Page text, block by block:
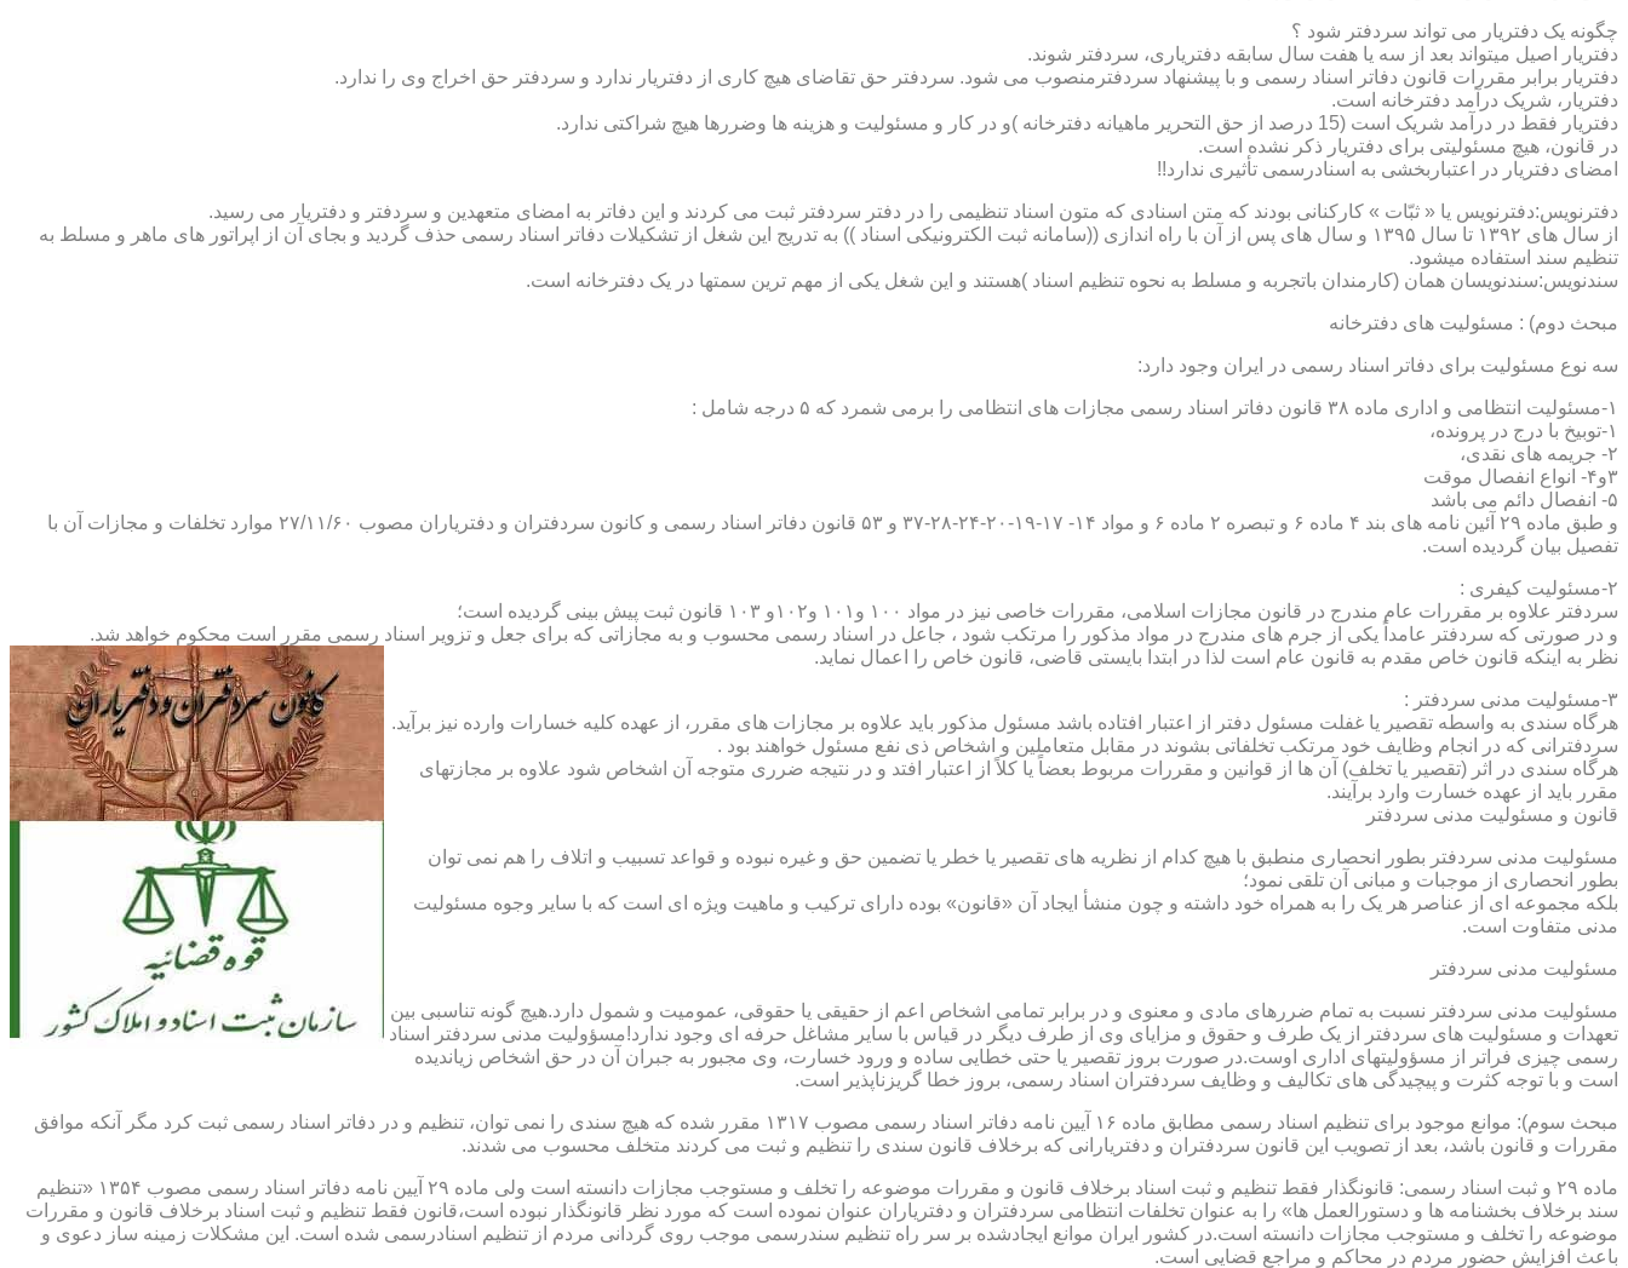
چگونه یک دفتریار می تواند سردفتر شود ؟
دفتریار اصیل میتواند بعد از سه یا هفت سال سابقه دفتریاری، سردفتر شوند.
دفتریار برابر مقررات قانون دفاتر اسناد رسمی و با پیشنهاد سردفترمنصوب می شود. سردفتر حق تقاضای هیچ کاری از دفتریار ندارد و سردفتر حق اخراج وی را ندارد.
دفتریار، شریک درآمد دفترخانه است.
دفتریار فقط در درآمد شریک است (15 درصد از حق التحریر ماهیانه دفترخانه )و در کار و مسئولیت و هزینه ها وضررها هیچ شراکتی ندارد.
در قانون، هیچ مسئولیتی برای دفتریار ذکر نشده است.
امضای دفتریار در اعتباربخشی به اسنادرسمی تأثیری ندارد!!
دفترنویس:دفترنویس یا « ثبّات » کارکنانی بودند که متن اسنادی که متون اسناد تنظیمی را در دفتر سردفتر ثبت می کردند و این دفاتر به امضای متعهدین و سردفتر و دفتریار می رسید.
از سال های ۱۳۹۲ تا سال ۱۳۹۵ و سال های پس از آن با راه اندازی ((سامانه ثبت الکترونیکی اسناد )) به تدریج این شغل از تشکیلات دفاتر اسناد رسمی حذف گردید و بجای آن از اپراتور های ماهر و مسلط به
تنظیم سند استفاده میشود.
سندنویس:سندنویسان همان (کارمندان باتجربه و مسلط به نحوه تنظیم اسناد )هستند و این شغل یکی از مهم ترین سمتها در یک دفترخانه است.
مبحث دوم) : مسئولیت های دفترخانه
سه نوع مسئولیت برای دفاتر اسناد رسمی در ایران وجود دارد:
۱-مسئولیت انتظامی و اداری ماده ۳۸ قانون دفاتر اسناد رسمی مجازات های انتظامی را برمی شمرد که ۵ درجه شامل :
۱-توبیخ با درج در پرونده،
۲- جریمه های نقدی،
۳و۴- انواع انفصال موقت
۵- انفصال دائم می باشد
و طبق ماده ۲۹ آئین نامه های بند ۴ ماده ۶ و تبصره ۲ ماده ۶ و مواد ۱۴- ۱۷-۱۹-۲۰-۲۴-۲۸-۳۷ و ۵۳ قانون دفاتر اسناد رسمی و کانون سردفتران و دفتریاران مصوب ۲۷/۱۱/۶۰ موارد تخلفات و مجازات آن با
تفصیل بیان گردیده است.
۲-مسئولیت کیفری :
سردفتر علاوه بر مقررات عام مندرج در قانون مجازات اسلامی، مقررات خاصی نیز در مواد ۱۰۰ و۱۰۱ و۱۰۲و ۱۰۳ قانون ثبت پیش بینی گردیده است؛
و در صورتی که سردفتر عامداً یکی از جرم های مندرج در مواد مذکور را مرتکب شود ، جاعل در اسناد رسمی محسوب و به مجازاتی که برای جعل و تزویر اسناد رسمی مقرر است محکوم خواهد شد.
نظر به اینکه قانون خاص مقدم به قانون عام است لذا در ابتدا بایستی قاضی، قانون خاص را اعمال نماید.
۳-مسئولیت مدنی سردفتر :
هرگاه سندی به واسطه تقصیر یا غفلت مسئول دفتر از اعتبار افتاده باشد مسئول مذکور باید علاوه بر مجازات های مقرر، از عهده کلیه خسارات وارده نیز برآید.
سردفترانی که در انجام وظایف خود مرتکب تخلفاتی بشوند در مقابل متعاملین و اشخاص ذی نفع مسئول خواهند بود .
هرگاه سندی در اثر (تقصیر یا تخلف) آن ها از قوانین و مقررات مربوط بعضاً یا کلاً از اعتبار افتد و در نتیجه ضرری متوجه آن اشخاص شود علاوه بر مجازتهای
مقرر باید از عهده خسارت وارد برآیند.
قانون و مسئولیت مدنی سردفتر
مسئولیت مدنی سردفتر بطور انحصاری منطبق با هیچ کدام از نظریه های تقصیر یا خطر یا تضمین حق و غیره نبوده و قواعد تسبیب و اتلاف را هم نمی توان
بطور انحصاری از موجبات و مبانی آن تلقی نمود؛
بلکه مجموعه ای از عناصر هر یک را به همراه خود داشته و چون منشأ ایجاد آن «قانون» بوده دارای ترکیب و ماهیت ویژه ای است که با سایر وجوه مسئولیت
مدنی متفاوت است.
مسئولیت مدنی سردفتر
مسئولیت مدنی سردفتر نسبت به تمام ضررهای مادی و معنوی و در برابر تمامی اشخاص اعم از حقیقی یا حقوقی، عمومیت و شمول دارد.هیچ گونه تناسبی بین
تعهدات و مسئولیت های سردفتر از یک طرف و حقوق و مزایای وی از طرف دیگر در قیاس با سایر مشاغل حرفه ای وجود ندارد!مسؤولیت مدنی سردفتر اسناد
رسمی چیزی فراتر از مسؤولیتهای اداری اوست.در صورت بروز تقصیر یا حتی خطایی ساده و ورود خسارت، وی مجبور به جبران آن در حق اشخاص زیاندیده
است و با توجه کثرت و پیچیدگی های تکالیف و وظایف سردفتران اسناد رسمی، بروز خطا گریزناپذیر است.
مبحث سوم): موانع موجود برای تنظیم اسناد رسمی مطابق ماده ۱۶ آیین نامه دفاتر اسناد رسمی مصوب ۱۳۱۷ مقرر شده که هیچ سندی را نمی توان، تنظیم و در دفاتر اسناد رسمی ثبت کرد مگر آنکه موافق
مقررات و قانون باشد، بعد از تصویب این قانون سردفتران و دفتریارانی که برخلاف قانون سندی را تنظیم و ثبت می کردند متخلف محسوب می شدند.
ماده ۲۹ و ثبت اسناد رسمی: قانونگذار فقط تنظیم و ثبت اسناد برخلاف قانون و مقررات موضوعه را تخلف و مستوجب مجازات دانسته است ولی ماده ۲۹ آیین نامه دفاتر اسناد رسمی مصوب ۱۳۵۴ «تنظیم
سند برخلاف بخشنامه ها و دستورالعمل ها» را به عنوان تخلفات انتظامی سردفتران و دفتریاران عنوان نموده است که مورد نظر قانونگذار نبوده است،قانون فقط تنظیم و ثبت اسناد برخلاف قانون و مقررات
موضوعه را تخلف و مستوجب مجازات دانسته است.در کشور ایران موانع ایجادشده بر سر راه تنظیم سندرسمی موجب روی گردانی مردم از تنظیم اسنادرسمی شده است. این مشکلات زمینه ساز دعوی و
باعث افزایش حضور مردم در محاکم و مراجع قضایی است.